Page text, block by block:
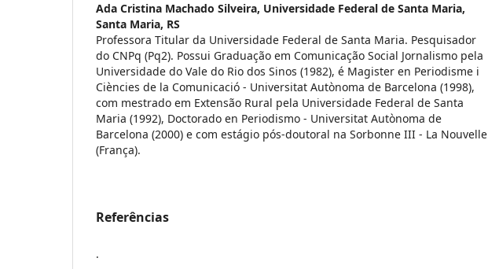
Ada Cristina Machado Silveira, Universidade Federal de Santa Maria,
Santa Maria, RS
Professora Titular da Universidade Federal de Santa Maria. Pesquisador
do CNPq (Pq2). Possui Graduação em Comunicação Social Jornalismo pela
Universidade do Vale do Rio dos Sinos (1982), é Magister en Periodisme i
Ciències de la Comunicació - Universitat Autònoma de Barcelona (1998),
com mestrado em Extensão Rural pela Universidade Federal de Santa
Maria (1992), Doctorado en Periodismo - Universitat Autònoma de
Barcelona (2000) e com estágio pós-doutoral na Sorbonne III - La Nouvelle
(França).
Referências
.